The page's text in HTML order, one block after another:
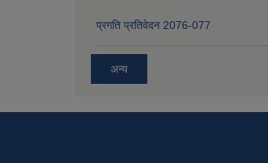
प्रगति प्रतिवेदन 2076-077
अन्य